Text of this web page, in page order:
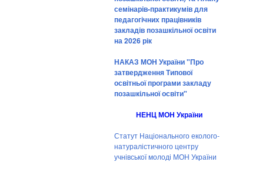
семінарів-практикумів для
педагогічних працівників
закладів позашкільної освіти
на 2026 рік
НАКАЗ МОН України "Про
затвердження Типової
освітньої програми закладу
позашкільної освіти"
НЕНЦ МОН України
Статут Національного еколого-
натуралістичного центру
учнівської молоді МОН України